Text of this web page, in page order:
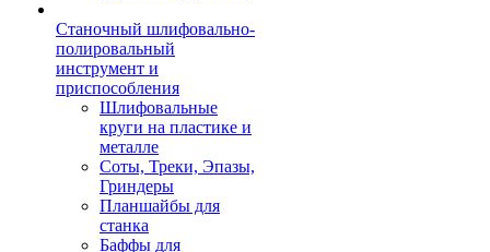
Станочный шлифовально-
полировальный
инструмент и
приспособления
Шлифовальные
круги на пластике и
металле
Соты, Треки, Эпазы,
Гриндеры
Планшайбы для
станка
Баффы для